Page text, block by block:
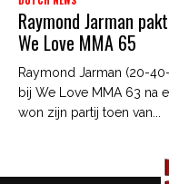
Raymond Jarman
We Love MMA 65
Raymond Jarman (20-
bij We Love MMA 63 na
won zijn partij toen van...